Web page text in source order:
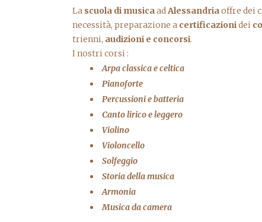
La scuola di musicaadAlessandriaoffre dei
necessità, preparazione a certificazionidei
trienni, audizioni e concorsi.
I nostri corsi :
Arpa classica e celtica
Pianoforte
Percussioni e batteria
Canto lirico e leggero
Violino
Violoncello
Solfeggio
Storia della musica
Armonia
Musica da camera